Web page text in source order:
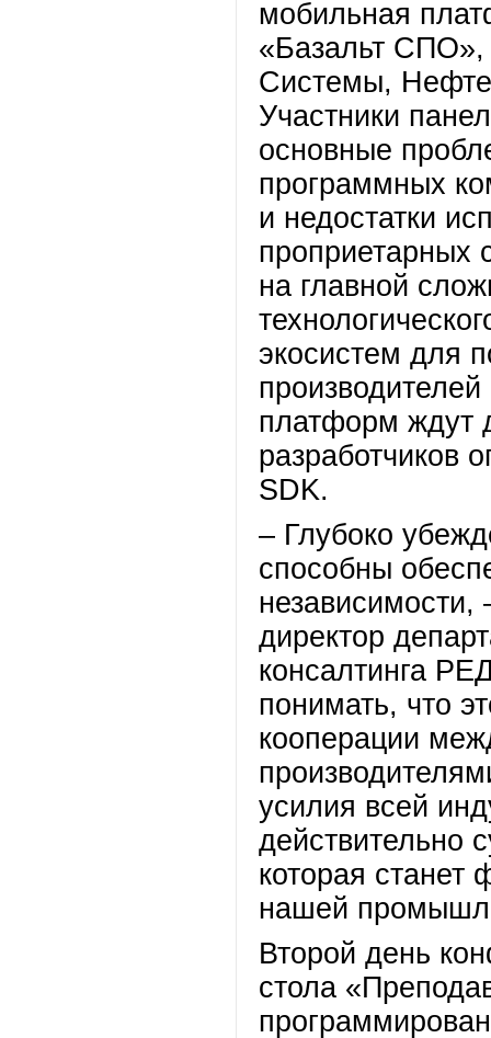
мобильная
«Базальт
Системы,
Участники
основные
программных
и недостатки
проприетарных
на главной
экосистем для
платформ ждут
разработчиков
SDK.
– Глубоко
способны
директор
консалтинга
понимать, что
кооперации
усилия всей
действительно
которая станет
нашей
Второй день
стола